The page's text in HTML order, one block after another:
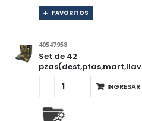
FAVORITOS
40547958
Set de 42
INGRESAR